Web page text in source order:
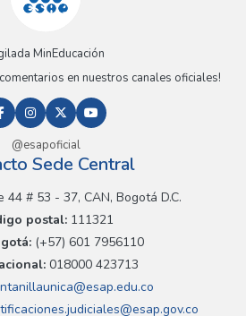
MinEducación
en nuestros canales oficiales!
@esapoficial
Sede Central
# 53 - 37, CAN, Bogotá D.C.
postal: 111321
(+57) 601 7956110
018000 423713